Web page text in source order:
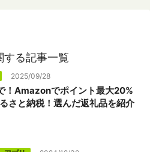
する記事一覧
2025/09/28
！Amazonでポイント最大20%
さと納税！選んだ返礼品を紹介